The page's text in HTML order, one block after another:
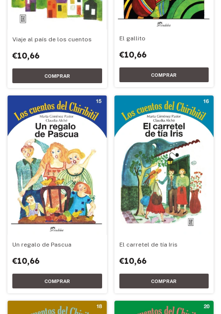
Viaje al país de los cuentos
€10,66
El gallito
€10,66
Un regalo de Pascua
€10,66
El carretel de tía Iris
€10,66